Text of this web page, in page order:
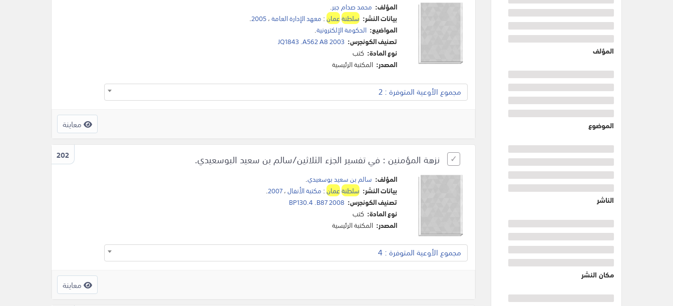
المؤلف
الموضوع
الناشر
مكان النشر
المؤلف: محمد صدام جبر.
بيانات النشر: سلطنةعمان: معهد الإدارة العامة،2005
.
المواضيع: الحكومة الإلكترونية.
تصنيف الكونجرس: JQ1843 .A562 A8 2003
نوع المادة: كتب
المصدر: المكتبة الرئيسية
مجموع الأوعية المتوفرة : 2
معاينة
202 نزهة المؤمنين : في تفسير الجزء الثلاثين/سالم بن سعيد البوسعيدي.
المؤلف: سالم بن سعيد بوسعيدي.
بيانات النشر: سلطنةعمان: مكتبة الأنفال،2007
.
تصنيف الكونجرس: BP130.4 .B87 2008
نوع المادة: كتب
المصدر: المكتبة الرئيسية
مجموع الأوعية المتوفرة : 4
معاينة